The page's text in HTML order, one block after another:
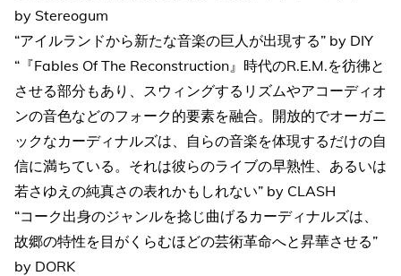
by Stereogum
“アイルランドから新たな音楽の巨人が出現する” by DIY
“『Fables Of The Reconstruction』時代のR.E.M.を彷彿と
させる部分もあり、スウィングするリズムやアコーディオ
ンの音色などのフォーク的要素を融合。開放的でオーガニ
ックなカーディナルズは、自らの音楽を体現するだけの自
信に満ちている。それは彼らのライブの早熟性、あるいは
若さゆえの純真さの表れかもしれない” by CLASH
“コーク出身のジャンルを捻じ曲げるカーディナルズは、
故郷の特性を目がくらむほどの芸術革命へと昇華させる”
by DORK